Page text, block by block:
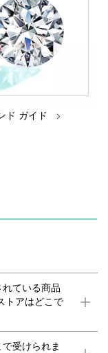
ド ガイド
ている商品
トアはどこで
受けられま